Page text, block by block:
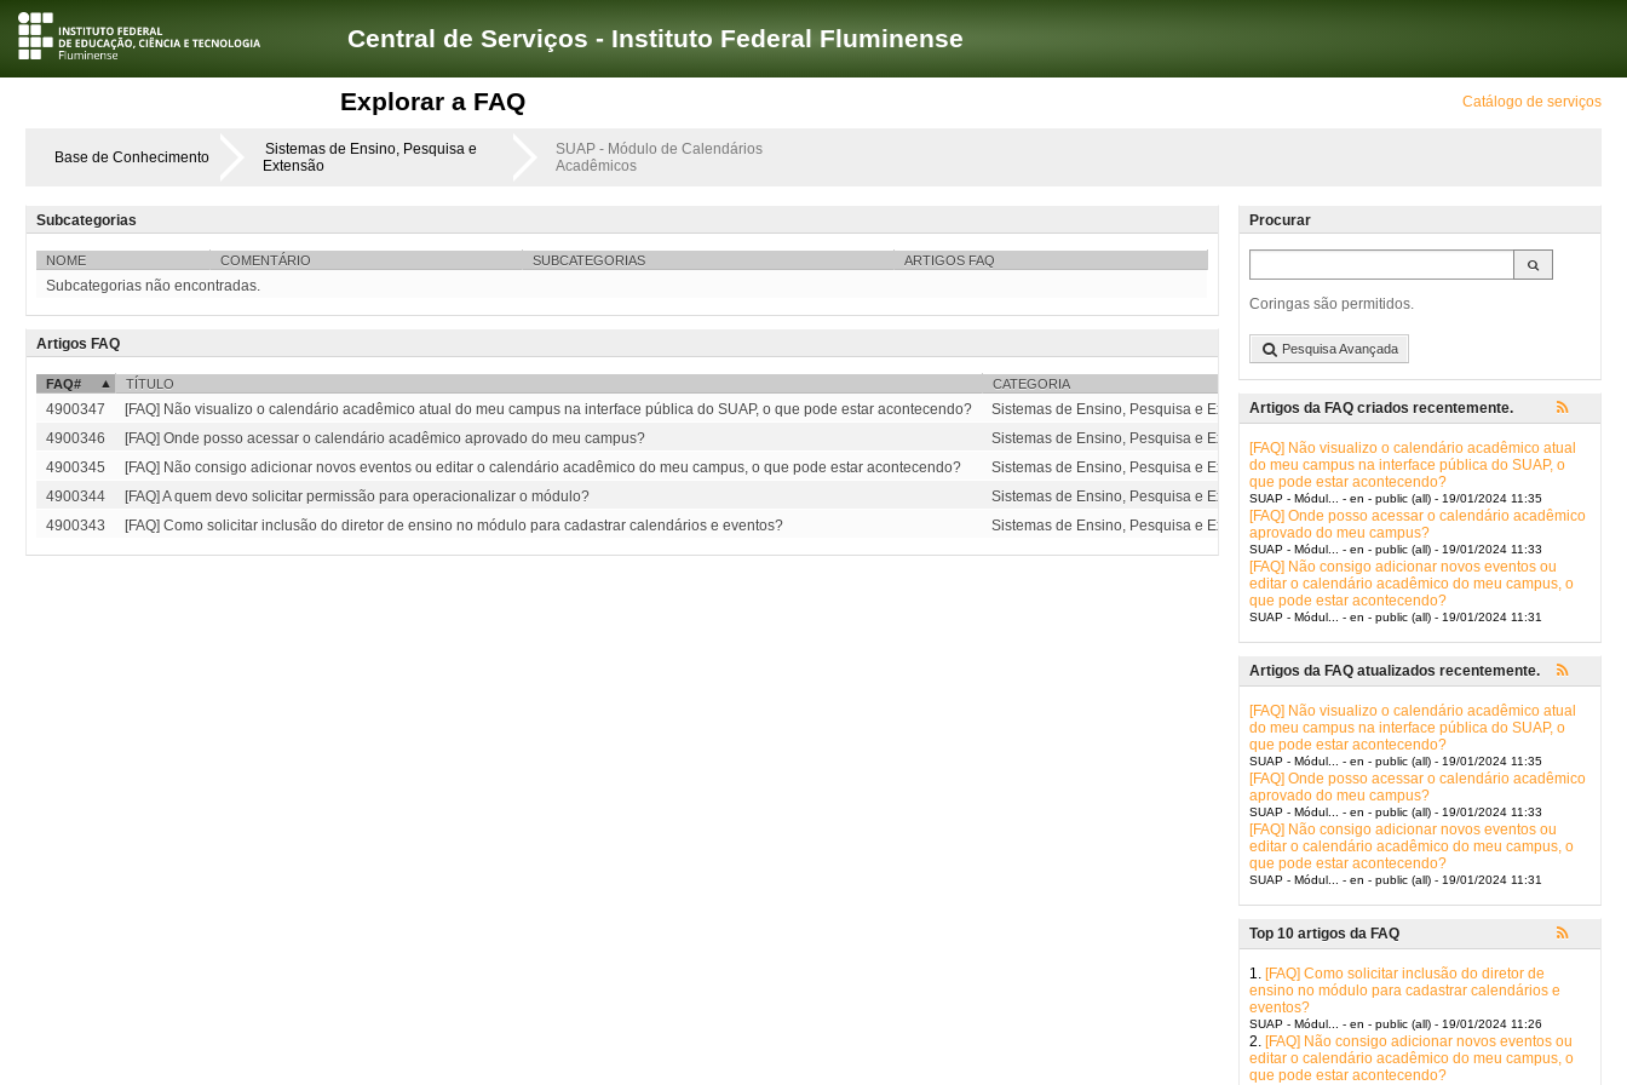
Central de Serviços - Instituto Federal Fluminense
Catálogo de serviços
Explorar a FAQ
Base de Conhecimento
Sistemas de Ensino, Pesquisa e
Extensão
SUAP - Módulo de Calendários
Acadêmicos
Procurar
Coringas são permitidos.
Pesquisa Avançada
Artigos da FAQ criados recentemente.
[FAQ] Não visualizo o calendário acadêmico atual
do meu campus na interface pública do SUAP, o
que pode estar acontecendo?
SUAP - Módul... - en - public (all) - 19/01/2024 11:35
[FAQ] Onde posso acessar o calendário acadêmico
aprovado do meu campus?
SUAP - Módul... - en - public (all) - 19/01/2024 11:33
[FAQ] Não consigo adicionar novos eventos ou
editar o calendário acadêmico do meu campus, o
que pode estar acontecendo?
SUAP - Módul... - en - public (all) - 19/01/2024 11:31
Artigos da FAQ atualizados recentemente.
[FAQ] Não visualizo o calendário acadêmico atual
do meu campus na interface pública do SUAP, o
que pode estar acontecendo?
SUAP - Módul... - en - public (all) - 19/01/2024 11:35
[FAQ] Onde posso acessar o calendário acadêmico
aprovado do meu campus?
SUAP - Módul... - en - public (all) - 19/01/2024 11:33
[FAQ] Não consigo adicionar novos eventos ou
editar o calendário acadêmico do meu campus, o
que pode estar acontecendo?
SUAP - Módul... - en - public (all) - 19/01/2024 11:31
Top 10 artigos da FAQ
1. [FAQ] Como solicitar inclusão do diretor de
ensino no módulo para cadastrar calendários e
eventos?
SUAP - Módul... - en - public (all) - 19/01/2024 11:26
2. [FAQ] Não consigo adicionar novos eventos ou
editar o calendário acadêmico do meu campus, o
que pode estar acontecendo?
Subcategorias
NOME COMENTÁRIO SUBCATEGORIAS ARTIGOS FAQ
Subcategorias não encontradas.
Artigos FAQ
FAQ# TÍTULO CATEGORIA
4900347 [FAQ] Não visualizo o calendário acadêmico atual do meu campus na interface pública do SUAP, o que pode estar acontecendo?
Sistemas de Ensino, Pesquisa e Extensão::S...
4900346
[FAQ] Onde posso acessar o calendário acadêmico aprovado do meu campus?
Sistemas de Ensino, Pesquisa e Extensão::S...
4900345
[FAQ] Não consigo adicionar novos eventos ou editar o calendário acadêmico do meu campus, o que pode estar acontecendo?
Sistemas de Ensino, Pesquisa e Extensão::S...
4900344
[FAQ] A quem devo solicitar permissão para operacionalizar o módulo?
Sistemas de Ensino, Pesquisa e Extensão::S...
4900343
[FAQ] Como solicitar inclusão do diretor de ensino no módulo para cadastrar calendários e eventos? Sistemas de Ensino, Pesquisa e Extensão::S...